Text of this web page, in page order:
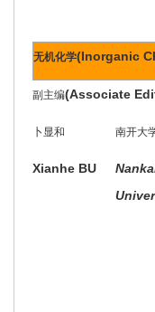
无机化学(Inorganic
副主编(Associate
卜显和
Xianhe BU
南开大